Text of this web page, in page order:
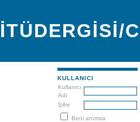
İTÜDERGİSİ/C
KULLANICI
Kullanıcı
Adı
Şifre
Beni anımsa